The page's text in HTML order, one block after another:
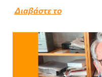
Σύγχρονου Πολιτισμού,..
Διαβάστε το